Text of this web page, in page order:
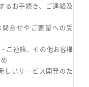
るお手続き、ご連絡及
合せやご要望への受
ご連絡、その他お客様
しいサービス開発のた